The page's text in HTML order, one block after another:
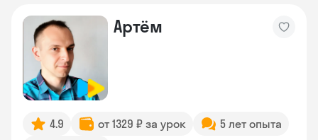
Артём
4.9 от 1329 ₽ за урок
5 лет опыта